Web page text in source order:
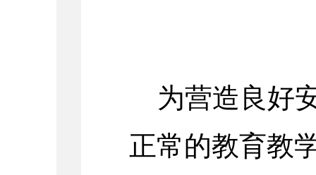
为营造良好
正常的教育教